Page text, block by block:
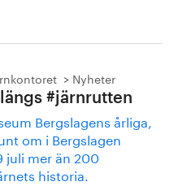
Nyheter
#järnrutten
Bergslagens årliga,
om i Bergslagen
juli mer än 200
historia.